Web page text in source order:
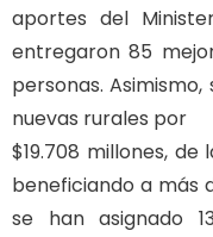
aportes del
entregaron 85
personas.
nuevas rurales por
$19.708 millones,
beneficiando a más
se han asignado